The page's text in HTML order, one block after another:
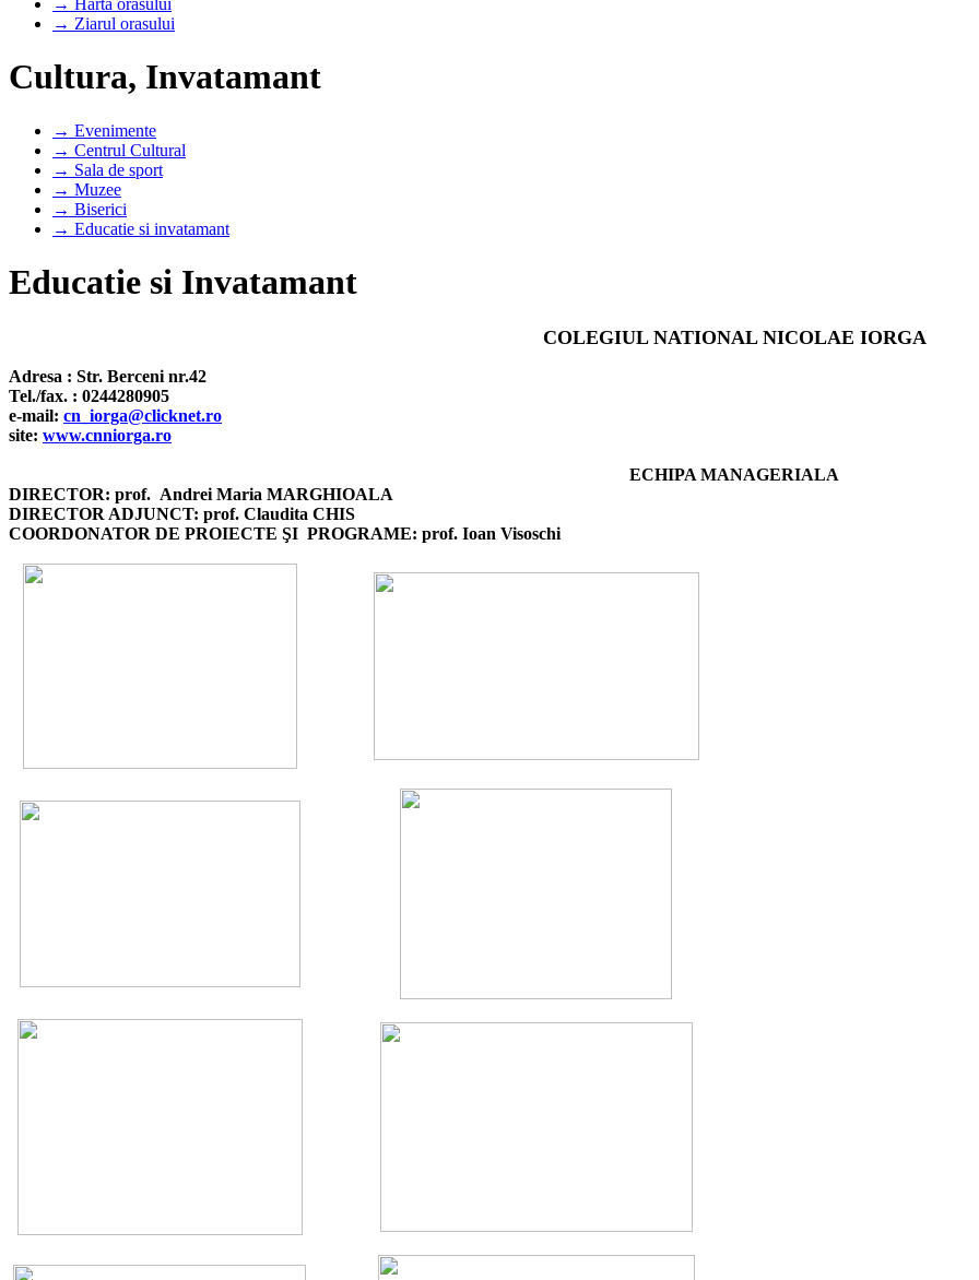
→ Ziarul orasului
Cultura, Invatamant
→ Evenimente
→ Centrul Cultural
→ Sala de sport
→ Muzee
→ Biserici
→ Educatie si invatamant
Educatie si Invatamant
COLEGIUL NATIONAL NICOLAE IORGA
Adresa : Str. Berceni nr.42
Tel./fax. : 0244280905
e-mail: cn_iorga@clicknet.ro
site: www.cnniorga.ro
ECHIPA MANAGERIALA
DIRECTOR: prof. Andrei Maria MARGHIOALA
DIRECTOR ADJUNCT: prof. Claudita CHIS
COORDONATOR DE PROIECTE ŞI PROGRAME: prof. Ioan Visoschi